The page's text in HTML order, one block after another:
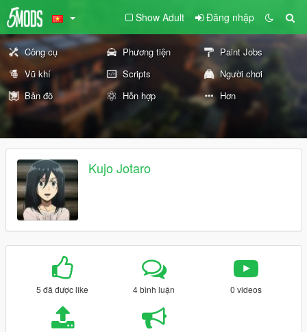
Show Adult Đăng nhập
Công cụ Phương tiện
Paint Jobs
Vũ khí
Scripts
Người chơi
Bản đồ
Hỗn hợp Hơn
Kujo Jotaro
5 đã được like 4 bình luận 0 videos